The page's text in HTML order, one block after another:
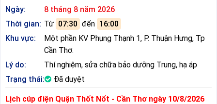
Ngày:
8 tháng 8 năm 2026
Thời gian: Từ 07:30 đến 16:00
Khu vực:
Một phần KV Phụng Thạnh 1, P. Thuận Hưng, Tp
Cần Thơ.
Lý do:
Thí nghiệm, sửa chữa bảo dưỡng Trung, hạ áp
Trạng thái:
Đã duyệt
Lịch cúp điện Quận Thốt Nốt - Cần Thơ ngày 10/8/2026